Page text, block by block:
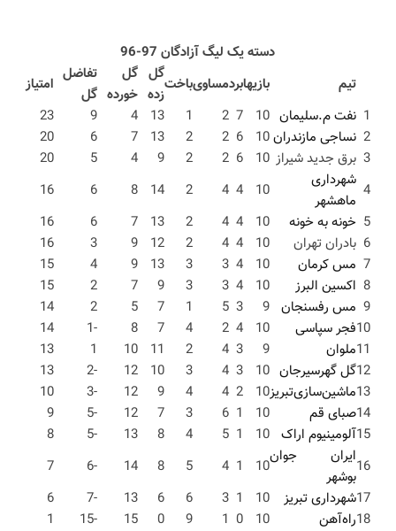
دسته یک لیگ آزادگان 97-96
تيم
بازيهابردمساویباخت
گل
زده
گل
خورده
تفاضل
گل
امتياز
1 نفت‌ م.سلیمان 10
7
2
1
13
4
9
23
2 نساجی مازندران10
6
2
2
13
7
6
20
3 برق جدید شیراز 10
6
2
2
9
4
5
20
4
شهرداری
ماهشهر
10
4
4
2
14
8
6
16
5 خونه به خونه 10
4
4
2
13
7
6
16
6 بادران تهران 10
4
4
2
12
9
3
16
7 مس کرمان 10
4
3
3
13
9
4
15
8 اکسین البرز 10
4
3
3
9
7
2
15
9 مس رفسنجان 9
3
5
1
7
5
2
14
10فجر سپاسی 10
4
2
4
7
8
-1
14
11ملوان 9
3
4
2
11
10
1
13
12گل گهرسیرجان 10
3
4
3
10
12
-2
13
13ماشین‌سازی‌تبریز10
2
4
4
9
12
-3
10
14صبای قم 10
1
6
3
7
12
-5
9
15آلومینیوم اراک 10
1
5
4
8
13
-5
8
16
ایران جوان
بوشهر
10
1
4
5
8
14
-6
7
17شهرداری تبریز 10
1
3
6
6
13
-7
6
18راه‌آهن 10
0
1
9
0
15
-15
1